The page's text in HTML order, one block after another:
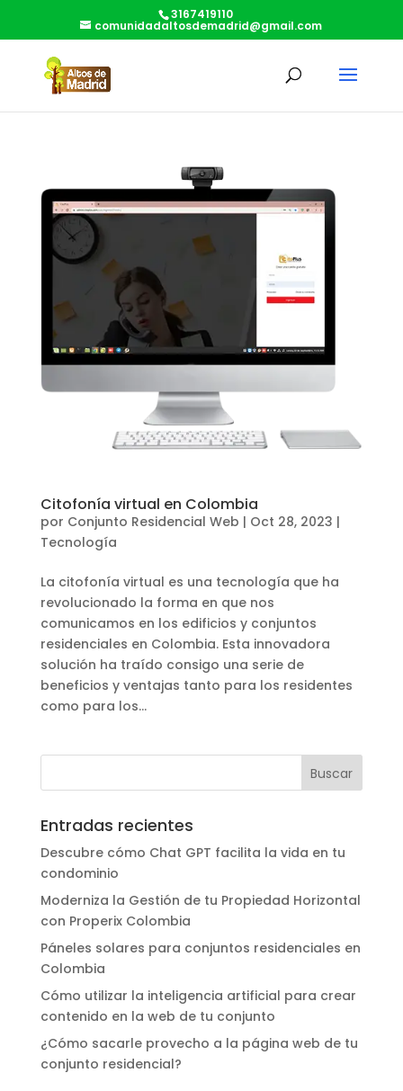
3167419110
comunidadaltosdemadrid@gmail.com
Citofonía virtual en Colombia
por Conjunto Residencial Web | Oct 28, 2023 |
Tecnología
La citofonía virtual es una tecnología que ha
revolucionado la forma en que nos
comunicamos en los edificios y conjuntos
residenciales en Colombia. Esta innovadora
solución ha traído consigo una serie de
beneficios y ventajas tanto para los residentes
como para los...
Entradas recientes
Descubre cómo Chat GPT facilita la vida en tu
condominio
Moderniza la Gestión de tu Propiedad Horizontal
con Properix Colombia
Páneles solares para conjuntos residenciales en
Colombia
Cómo utilizar la inteligencia artificial para crear
contenido en la web de tu conjunto
¿Cómo sacarle provecho a la página web de tu
conjunto residencial?